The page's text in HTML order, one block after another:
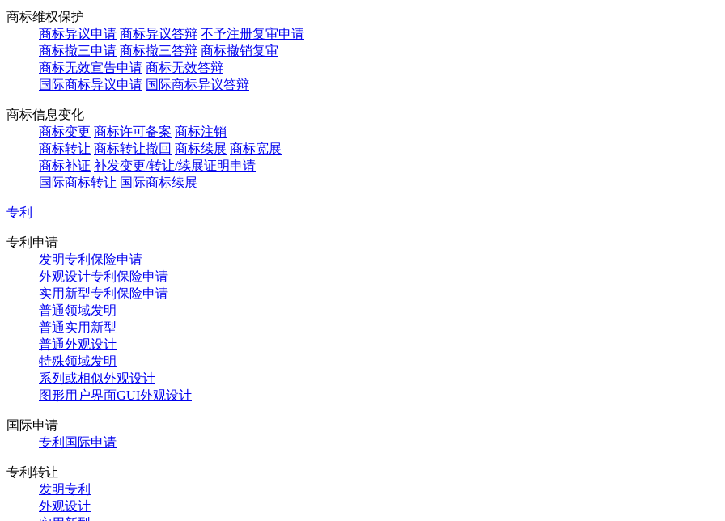
商标维权保护
商标异议申请 商标异议答辩 不予注册复审申请
商标撤三申请 商标撤三答辩 商标撤销复审
商标无效宣告申请 商标无效答辩
国际商标异议申请 国际商标异议答辩
商标信息变化
商标变更 商标许可备案 商标注销
商标转让 商标转让撤回 商标续展 商标宽展
商标补证 补发变更/转让/续展证明申请
国际商标转让 国际商标续展
专利
专利申请
发明专利保险申请
外观设计专利保险申请
实用新型专利保险申请
普通领域发明
普通实用新型
普通外观设计
特殊领域发明
系列或相似外观设计
图形用户界面GUI外观设计
国际申请
专利国际申请
专利转让
发明专利
外观设计